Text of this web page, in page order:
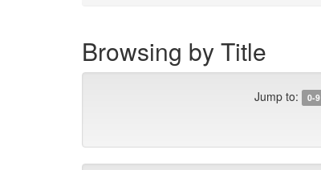
Browsing by Title
Jump to: 0-9